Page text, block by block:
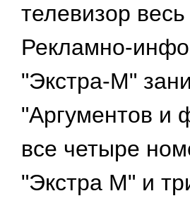
телевизор
Рекламно-
"Экстра-М"
"Аргументов и
все четыре
"Экстра M" и